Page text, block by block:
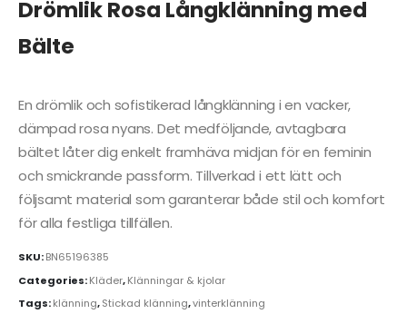
Drömlik Rosa Långklänning med
Bälte
En drömlik och sofistikerad långklänning i en vacker,
dämpad rosa nyans. Det medföljande, avtagbara
bältet låter dig enkelt framhäva midjan för en feminin
och smickrande passform. Tillverkad i ett lätt och
följsamt material som garanterar både stil och komfort
för alla festliga tillfällen.
SKU:BN65196385
Categories:Kläder,Klänningar & kjolar
Tags:klänning,Stickad klänning,vinterklänning